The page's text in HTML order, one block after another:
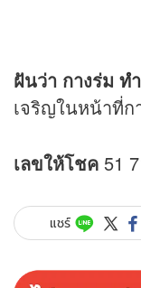
ฝันว่า กางร่ม ท
เจริญในหน้าที่ก
เลขให้โชค 51
แชร์